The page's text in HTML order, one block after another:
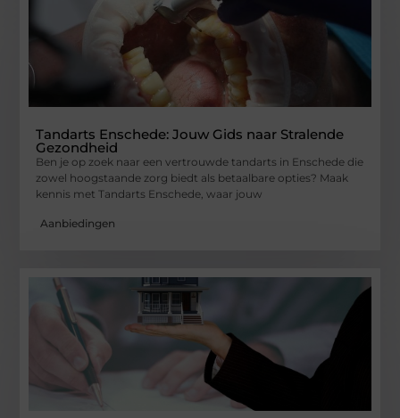
Tandarts Enschede: Jouw Gids naar Stralende
Gezondheid
Ben je op zoek naar een vertrouwde tandarts in Enschede die
zowel hoogstaande zorg biedt als betaalbare opties? Maak
kennis met Tandarts Enschede, waar jouw
Aanbiedingen